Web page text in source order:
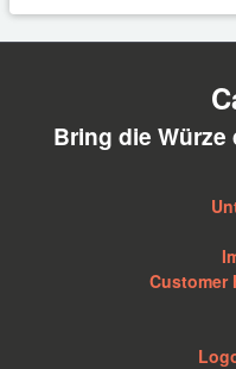
Bring die Würze
Customer